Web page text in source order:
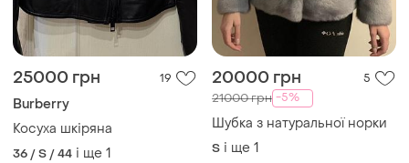
25000 грн 19
Burberry
Косуха шкіряна
36 / S / 44 і ще 1
20000 грн 5
21000 грн -5%
Шубка з натуральної норки
S і ще 1